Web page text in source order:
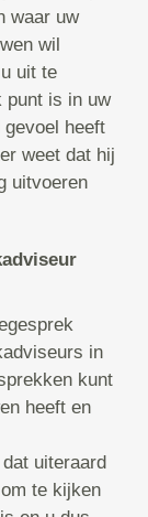
waar uw
wil
uit te
punt is in uw
heeft
weet dat hij
uitvoeren
in
kunt
heeft en
uiteraard
te kijken